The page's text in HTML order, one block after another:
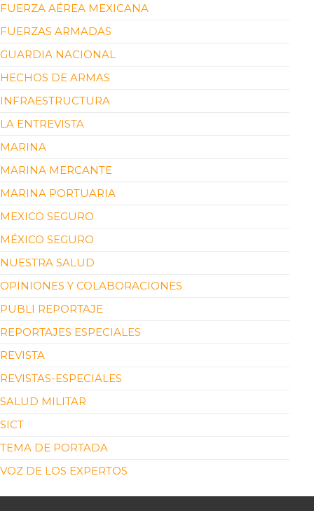
FUERZA AÉREA MEXICANA
FUERZAS ARMADAS
GUARDIA NACIONAL
HECHOS DE ARMAS
INFRAESTRUCTURA
LA ENTREVISTA
MARINA
MARINA MERCANTE
MARINA PORTUARIA
MEXICO SEGURO
MÉXICO SEGURO
NUESTRA SALUD
OPINIONES Y COLABORACIONES
PUBLI REPORTAJE
REPORTAJES ESPECIALES
REVISTA
REVISTAS-ESPECIALES
SALUD MILITAR
SICT
TEMA DE PORTADA
VOZ DE LOS EXPERTOS